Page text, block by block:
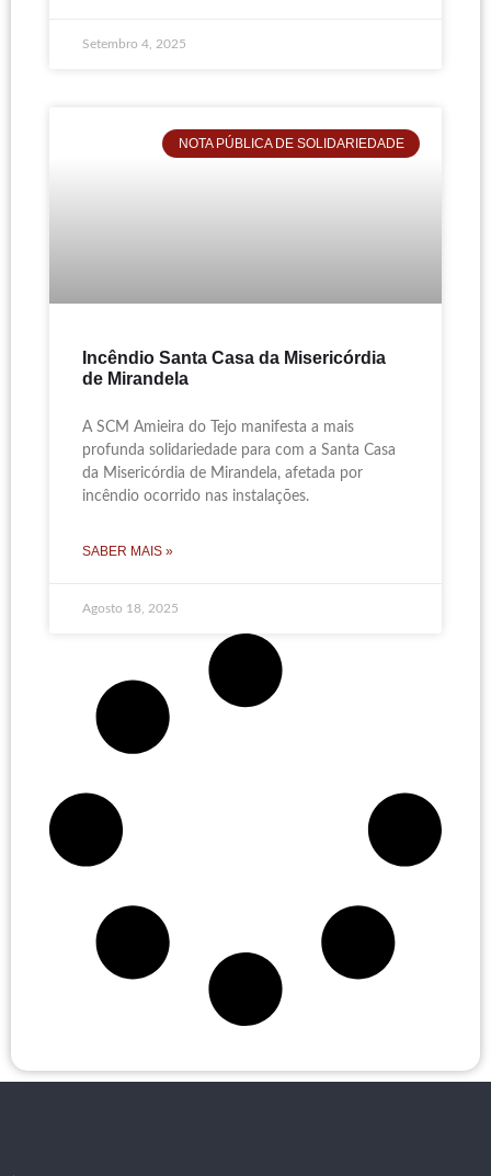
Setembro 4, 2025
NOTA PÚBLICA DE SOLIDARIEDADE
Incêndio Santa Casa da Misericórdia
de Mirandela
A SCM Amieira do Tejo manifesta a mais
profunda solidariedade para com a Santa Casa
da Misericórdia de Mirandela, afetada por
incêndio ocorrido nas instalações.
SABER MAIS »
Agosto 18, 2025